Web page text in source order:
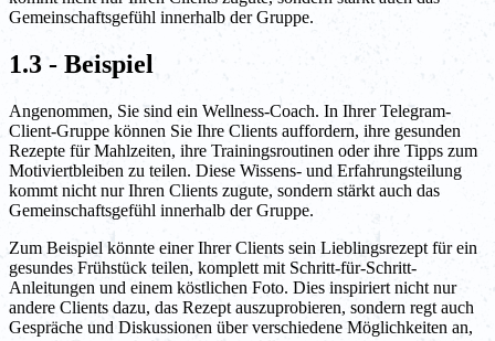
Gemeinschaftsgefühl innerhalb der Gruppe.
1.3 - Beispiel
Angenommen, Sie sind ein Wellness-Coach. In Ihrer Telegram-
Client-Gruppe können Sie Ihre Clients auffordern, ihre gesunden
Rezepte für Mahlzeiten, ihre Trainingsroutinen oder ihre Tipps zum
Motiviertbleiben zu teilen. Diese Wissens- und Erfahrungsteilung
kommt nicht nur Ihren Clients zugute, sondern stärkt auch das
Gemeinschaftsgefühl innerhalb der Gruppe.
Zum Beispiel könnte einer Ihrer Clients sein Lieblingsrezept für ein
gesundes Frühstück teilen, komplett mit Schritt-für-Schritt-
Anleitungen und einem köstlichen Foto. Dies inspiriert nicht nur
andere Clients dazu, das Rezept auszuprobieren, sondern regt auch
Gespräche und Diskussionen über verschiedene Möglichkeiten an,